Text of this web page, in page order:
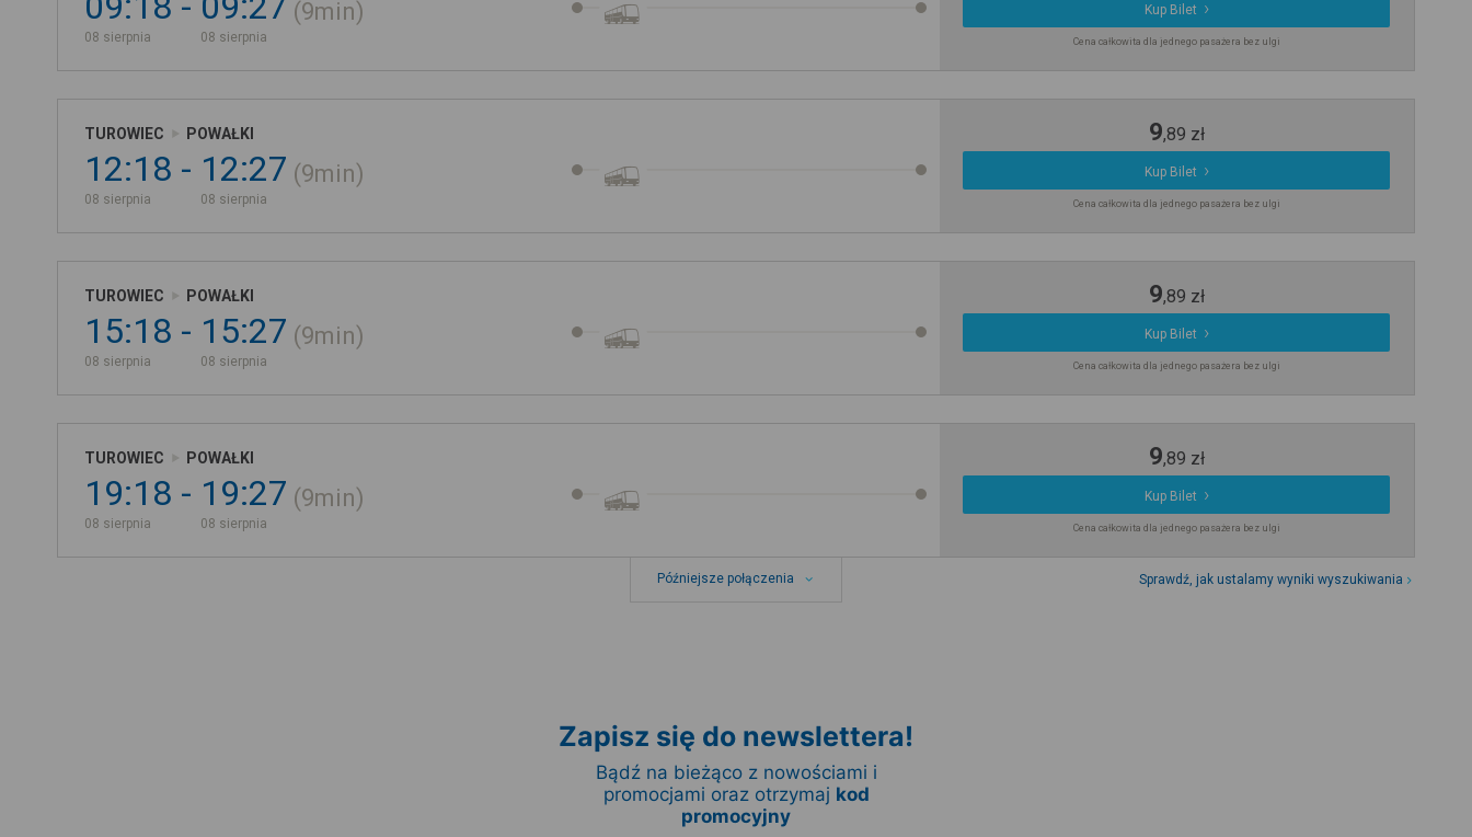
08 sierpnia 08 sierpnia
9min Kup Bilet
Cena całkowita dla jednego pasażera bez ulgi
TUROWIEC POWAŁKI
12:18
08 sierpnia
12:27
08 sierpnia
9min
9,89 zł
Kup Bilet
Cena całkowita dla jednego pasażera bez ulgi
TUROWIEC POWAŁKI
15:18
08 sierpnia
15:27
08 sierpnia
9min
9,89 zł
Kup Bilet
Cena całkowita dla jednego pasażera bez ulgi
TUROWIEC POWAŁKI
19:18
08 sierpnia
19:27
08 sierpnia
9min
9,89 zł
Kup Bilet
Cena całkowita dla jednego pasażera bez ulgi
Późniejsze połączenia Sprawdź, jak ustalamy wyniki wyszukiwania
Zapisz się do newslettera!
Bądź na bieżąco z nowościami i
promocjami oraz otrzymaj kod
promocyjny